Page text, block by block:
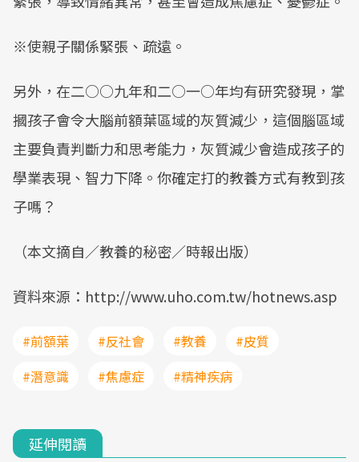
※使親子關係緊張、疏遠。
另外，在二○○九年和二○一○年均有研究發現，掌
摑孩子會令大腦前額葉區域的灰質減少，這個腦區域
主要負責判斷力和思考能力，灰質減少會造成孩子的
學業表現、智力下降。你確定打的教養方式有教到孩
子嗎？
（本文摘自／教養的秘密／時報出版）
資料來源：http://www.uho.com.tw/hotnews.asp
#前額葉 #反社會 #教養
#皮質
#潛意識
#焦慮症 #精神疾病
延伸閱讀